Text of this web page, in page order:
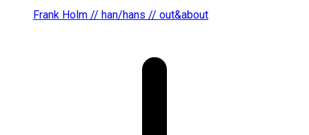
Frank Holm // han/hans // out&about